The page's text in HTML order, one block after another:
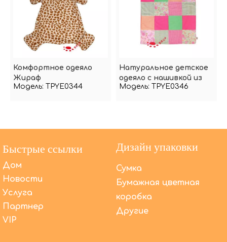
Комфортное одеяло
Жираф
Модель: TPYE0344
Натуральное детское
одеяло с нашивкой из
ткани
Модель: TPYE0346
Быстрые ссылки
Дом
Новости
Услуга
Партнер
VIP
Дизайн упаковки
Сумка
Бумажная цветная
коробка
Другие